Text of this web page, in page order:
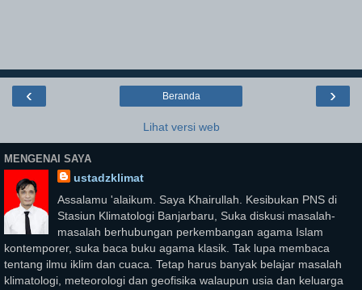
‹ ›
Beranda
Lihat versi web
MENGENAI SAYA
ustadzklimat
Assalamu 'alaikum. Saya Khairullah. Kesibukan PNS di
Stasiun Klimatologi Banjarbaru, Suka diskusi masalah-
masalah berhubungan perkembangan agama Islam
kontemporer, suka baca buku agama klasik. Tak lupa membaca
tentang ilmu iklim dan cuaca. Tetap harus banyak belajar masalah
klimatologi, meteorologi dan geofisika walaupun usia dan keluarga